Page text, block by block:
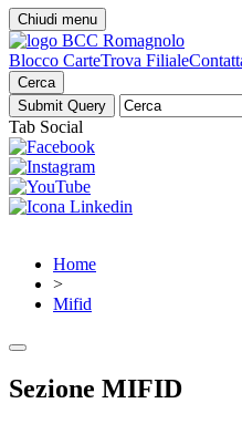
Chiudi menu
Blocco CarteTrova Filiale
Cerca
Tab Social
Home
>
Mifid
Sezione MIFID